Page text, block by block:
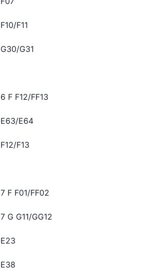
F10/F11
G30/G31
6 F F12/FF13
E63/E64
F12/F13
7 F F01/FF02
7 G G11/GG12
E23
E38